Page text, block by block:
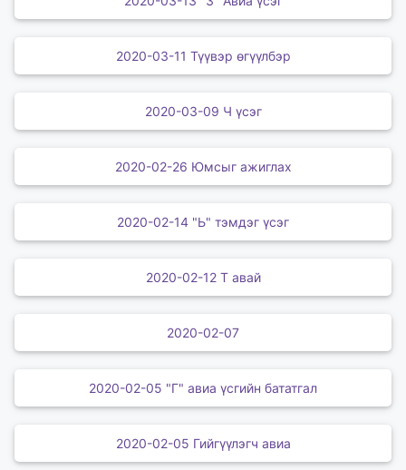
2020-03-11 Түүвэр өгүүлбэр
2020-03-09 Ч үсэг
2020-02-26 Юмсыг ажиглах
2020-02-14 "Ь" тэмдэг үсэг
2020-02-12 Т авай
2020-02-07
2020-02-05 "Г" авиа үсгийн бататгал
2020-02-05 Гийгүүлэгч авиа